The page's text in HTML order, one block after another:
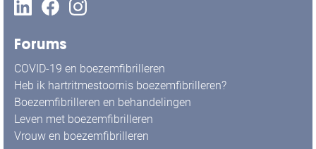
Forums
COVID-19 en boezemfibrilleren
Heb ik hartritmestoornis boezemfibrilleren?
Boezemfibrilleren en behandelingen
Leven met boezemfibrilleren
Vrouw en boezemfibrilleren